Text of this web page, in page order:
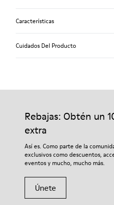
Características
Plantilla extraíble OrthoLite®
Forro
20% viscosa) 40% poliéster
Cuidados Del Producto
Nuestros zapatos se han
adecuados para el cuidado del
garantizará que duren más
Si deseas obtener información
tu par, visita nuestraGuía para
Rebajas: Obtén un
extra
Así es. Como parte de la
exclusivos como descuentos,
eventos y mucho, mucho más.
Únete